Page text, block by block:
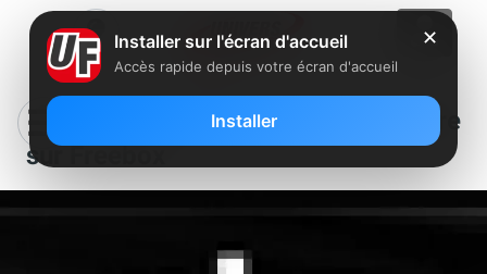
VOD : Pluzz VaD en avant première
sur Freebox
✕
Installer sur l'écran d'accueil
Accès rapide depuis votre écran d'accueil
Installer